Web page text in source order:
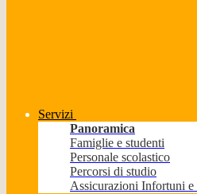
Servizi
Panoramica
Famiglie e studenti
Personale scolastico
Percorsi di studio
Assicurazioni Infortuni e